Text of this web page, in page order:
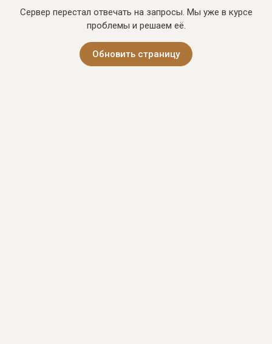
Сервер перестал отвечать на запросы. Мы уже в курсе
проблемы и решаем её.
Обновить страницу